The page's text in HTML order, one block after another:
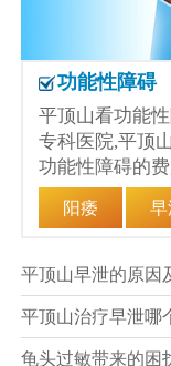
功能性障碍
平顶山看功能
专科医院,平顶
功能性障碍的费
阳痿 早
平顶山早泄的原因
平顶山治疗早泄哪
龟头过敏带来的困